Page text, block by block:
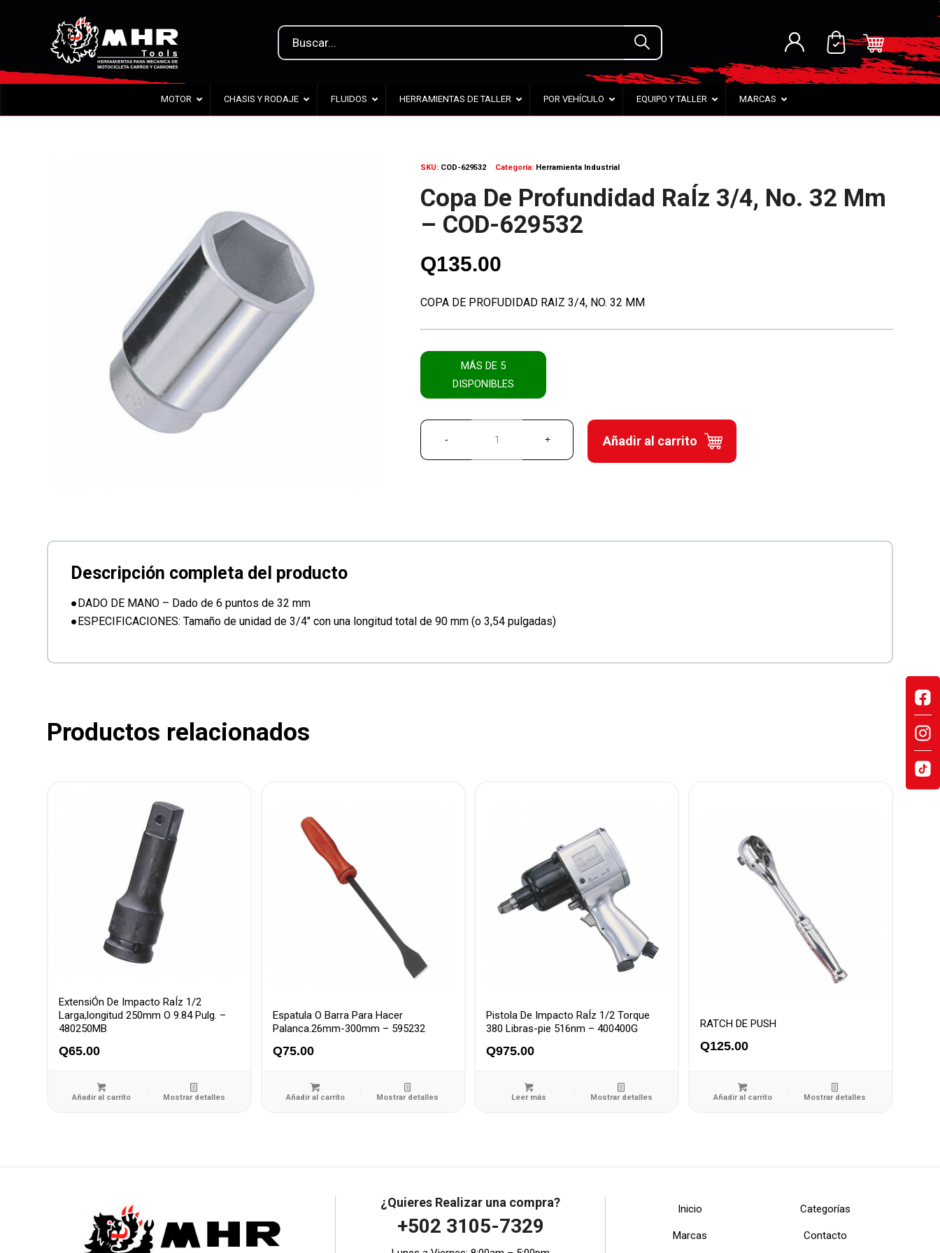
MOTOR CHASIS Y RODAJE FLUIDOS HERRAMIENTAS DE TALLER POR VEHÍCULO EQUIPO Y TALLER MARCAS
SKU: COD-629532 Categoría: Herramienta Industrial
Copa De Profundidad RaÍz 3/4, No. 32 Mm
– COD-629532
Q135.00
COPA DE PROFUDIDAD RAIZ 3/4, NO. 32 MM
MÁS DE 5
DISPONIBLES
Añadir al carrito
●DADO DE MANO – Dado de 6 puntos de 32 mm
●ESPECIFICACIONES: Tamaño de unidad de 3/4″ con una longitud total de 90 mm (o 3,54 pulgadas)
Productos relacionados
ExtensiÓn De Impacto RaÍz 1/2
Larga,longitud 250mm O 9.84 Pulg. –
480250MB
Q65.00
Añadir al carrito Mostrar detalles
Espatula O Barra Para Hacer
Palanca.26mm-300mm – 595232
Q75.00
Añadir al carrito Mostrar detalles
Pistola De Impacto RaÍz 1/2 Torque
380 Libras-pie 516nm – 400400G
Q975.00
Leer más Mostrar detalles
RATCH DE PUSH
Q125.00
Añadir al carrito Mostrar detalles
¿Quieres Realizar una compra?
+502 3105-7329
Inicio Categorías
Marcas Contacto